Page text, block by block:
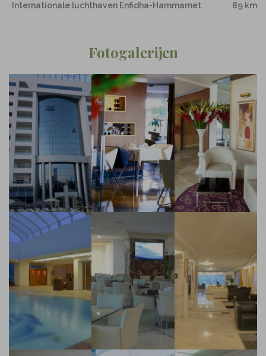
Internationale luchthaven Enfidha-Hammamet
89 km
Fotogalerijen